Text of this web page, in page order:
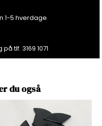
1-5 hverdage
tlf. 3169 1071
du også